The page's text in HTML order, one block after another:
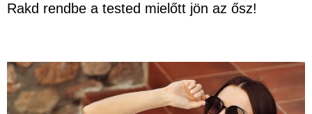
Rakd rendbe a tested mielőtt jön az ősz!